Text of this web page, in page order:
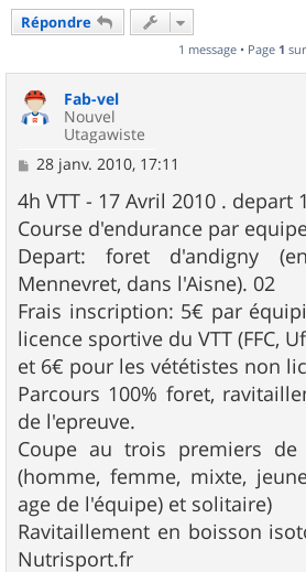
Répondre
1 message • Page 1 sur
Fab-vel
Nouvel
Utagawiste
M
s
s
a
g
e
28 janv. 2010, 17:11
4h VTT - 17 Avril 2010 . depart
Course d'endurance par
Depart: foret d'andigny
Mennevret, dans l'Aisne). 02
Frais inscription: 5€ par
licence sportive du VTT (FFC,
et 6€ pour les vététistes non
Parcours 100% foret,
de l'epreuve.
Coupe au trois premiers de
(homme, femme, mixte,
age de l'équipe) et solitaire)
Ravitaillement en boisson
Nutrisport.fr